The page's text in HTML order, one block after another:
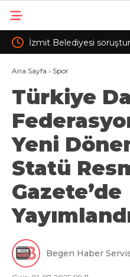
‘rüşvet’
girdi
Merkezi
Ana Sayfa › Spor
Türkiye
Yeni
Statü
Gazete’de
Begen Haber